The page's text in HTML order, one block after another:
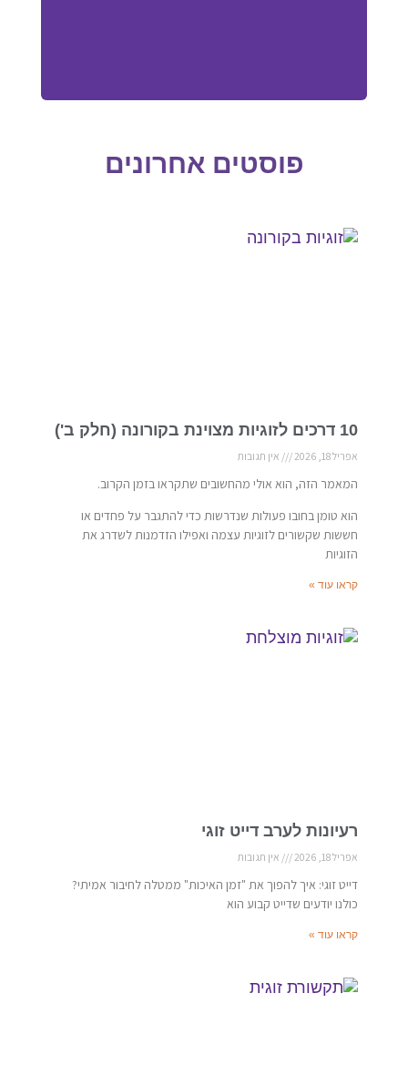
פוסטים אחרונים
10 דרכים לזוגיות מצוינת בקורונה (חלק ב')
אפריל 18, 2026 אין תגובות
המאמר הזה, הוא אולי מהחשובים שתקראו בזמן הקרוב.
הוא טומן בחובו פעולות שנדרשות כדי להתגבר על פחדים או
חששות שקשורים לזוגיות עצמה ואפילו הזדמנות לשדרג את
הזוגיות
קראו עוד »
רעיונות לערב דייט זוגי
אפריל 18, 2026 אין תגובות
דייט זוגי: איך להפוך את "זמן האיכות" ממטלה לחיבור אמיתי?
כולנו יודעים שדייט קבוע הוא
קראו עוד »